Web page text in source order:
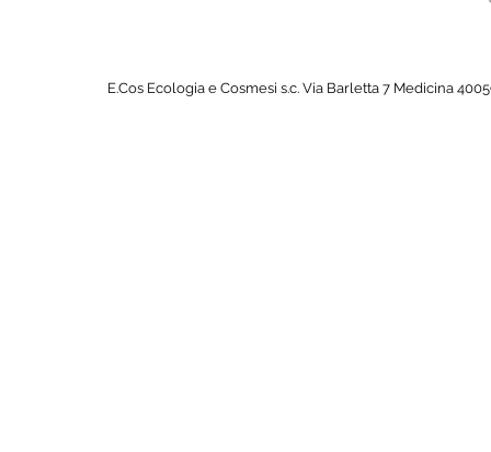
E.Cos Ecologia e Cosmesi s.c. Via Barletta 7 Medicina